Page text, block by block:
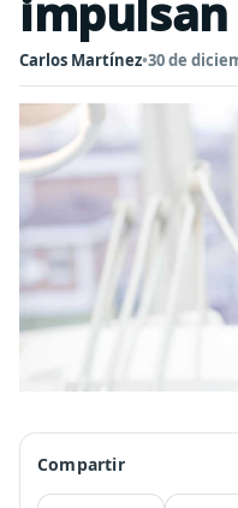
Carlos Martínez•30 de
Compartir